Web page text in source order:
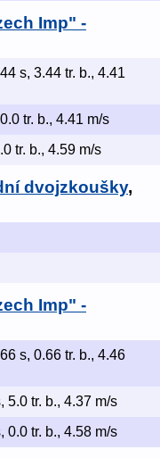
Imp" -
s, 3.44 tr. b., 4.41
tr. b., 4.41 m/s
tr. b., 4.59 m/s
dvojzkoušky,
Imp" -
s, 0.66 tr. b., 4.46
5.0 tr. b., 4.37 m/s
0.0 tr. b., 4.58 m/s